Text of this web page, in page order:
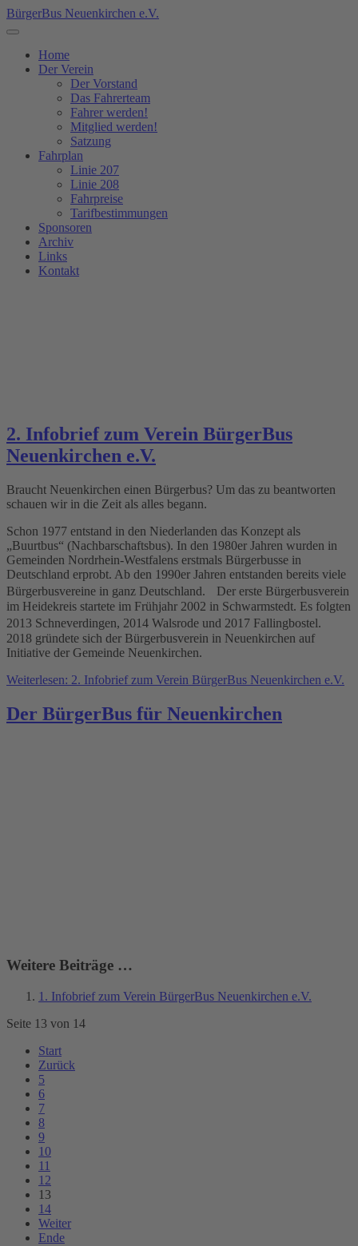
BürgerBus Neuenkirchen e.V.
Home
Der Verein
Der Vorstand
Das Fahrerteam
Fahrer werden!
Mitglied werden!
Satzung
Fahrplan
Linie 207
Linie 208
Fahrpreise
Tarifbestimmungen
Sponsoren
Archiv
Links
Kontakt
2. Infobrief zum Verein BürgerBus
Neuenkirchen e.V.
Braucht Neuenkirchen einen Bürgerbus? Um das zu beantworten
schauen wir in die Zeit als alles begann.
Schon 1977 entstand in den Niederlanden das Konzept als
„Buurtbus“ (Nachbarschaftsbus). In den 1980er Jahren wurden in
Gemeinden Nordrhein-Westfalens erstmals Bürgerbusse in
Deutschland erprobt. Ab den 1990er Jahren entstanden bereits viele
Bürgerbusvereine in ganz Deutschland. Der erste Bürgerbusverein
im Heidekreis startete im Frühjahr 2002 in Schwarmstedt. Es folgten
2013 Schneverdingen, 2014 Walsrode und 2017 Fallingbostel.
2018 gründete sich der Bürgerbusverein in Neuenkirchen auf
Initiative der Gemeinde Neuenkirchen.
Weiterlesen: 2. Infobrief zum Verein BürgerBus Neuenkirchen e.V.
Der BürgerBus für Neuenkirchen
Weitere Beiträge …
1. Infobrief zum Verein BürgerBus Neuenkirchen e.V.
Seite 13 von 14
Start
Zurück
5
6
7
8
9
10
11
12
13
14
Weiter
Ende